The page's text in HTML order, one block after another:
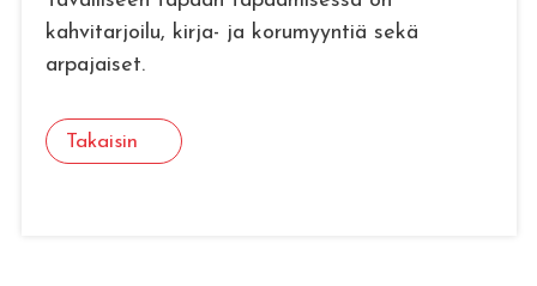
kahvitarjoilu, kirja- ja korumyyntiä sekä
arpajaiset.
Takaisin